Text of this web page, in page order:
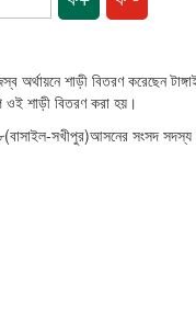
অর্থায়নে শাড়ী বিতরণ করেছেন
ওই শাড়ী বিতরণ করা হয়।
৮(বাসাইল-সখীপুর)আসনের সংসদ